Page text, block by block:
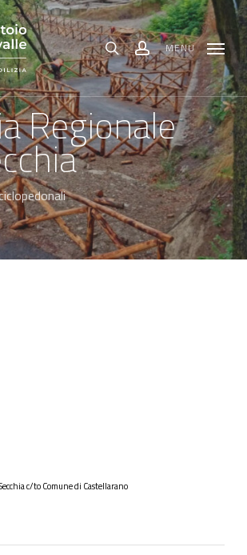
search accountMENU
Regionale
c/to Comune di Castellarano
Menu